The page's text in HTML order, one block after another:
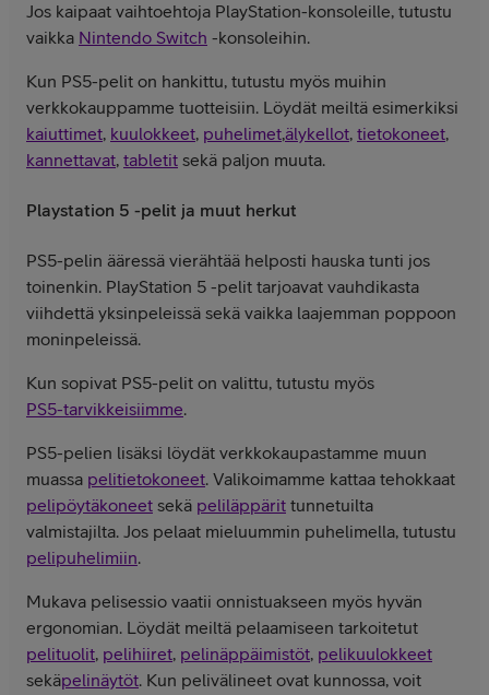
Jos kaipaat vaihtoehtoja PlayStation-konsoleille, tutustu
vaikka Nintendo Switch -konsoleihin.
Kun PS5-pelit on hankittu, tutustu myös muihin
verkkokauppamme tuotteisiin. Löydät meiltä esimerkiksi
kaiuttimet, kuulokkeet, puhelimet,älykellot, tietokoneet,
kannettavat, tabletit sekä paljon muuta.
Playstation 5 -pelit ja muut herkut
PS5-pelin ääressä vierähtää helposti hauska tunti jos
toinenkin. PlayStation 5 -pelit tarjoavat vauhdikasta
viihdettä yksinpeleissä sekä vaikka laajemman poppoon
moninpeleissä.
Kun sopivat PS5-pelit on valittu, tutustu myös
PS5-tarvikkeisiimme.
PS5-pelien lisäksi löydät verkkokaupastamme muun
muassa pelitietokoneet. Valikoimamme kattaa tehokkaat
pelipöytäkoneet sekä peliläppärit tunnetuilta
valmistajilta. Jos pelaat mieluummin puhelimella, tutustu
pelipuhelimiin.
Mukava pelisessio vaatii onnistuakseen myös hyvän
ergonomian. Löydät meiltä pelaamiseen tarkoitetut
pelituolit, pelihiiret, pelinäppäimistöt, pelikuulokkeet
sekäpelinäytöt. Kun pelivälineet ovat kunnossa, voit